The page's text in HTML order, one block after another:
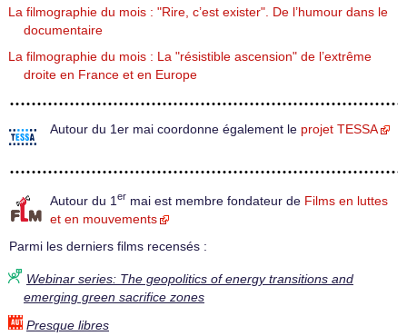
La filmographie du mois : "Rire, c’est exister". De l’humour dans le
documentaire
La filmographie du mois : La "résistible ascension" de l’extrême
droite en France et en Europe
Autour du 1er mai coordonne également le projet TESSA
Autour du 1 er mai est membre fondateur de Films en luttes
et en mouvements
Parmi les derniers films recensés :
Webinar series: The geopolitics of energy transitions and
emerging green sacrifice zones
Presque libres